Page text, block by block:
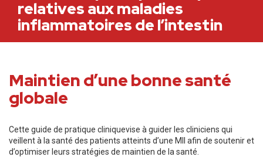
relatives aux maladies
inflammatoires de l’intestin
Maintien d’une bonne santé
globale
Cette guide de pratique cliniquevise à guider les cliniciens qui
veillent à la santé des patients atteints d’une MII afin de soutenir et
d’optimiser leurs stratégies de maintien de la santé.